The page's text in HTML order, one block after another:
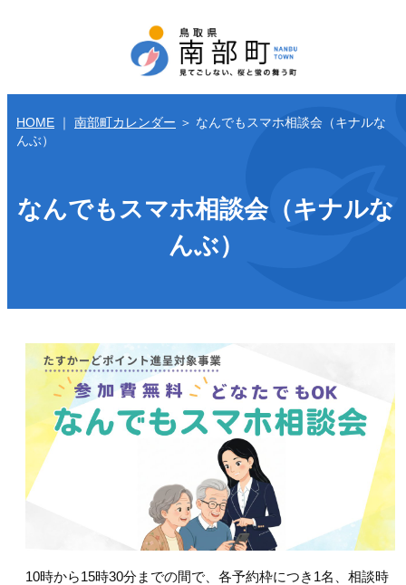
HOME ｜ 南部町カレンダー ＞ なんでもスマホ相談会（キナルな
んぶ）
なんでもスマホ相談会（キナルな
んぶ）
10時から15時30分までの間で、各予約枠につき1名、相談時